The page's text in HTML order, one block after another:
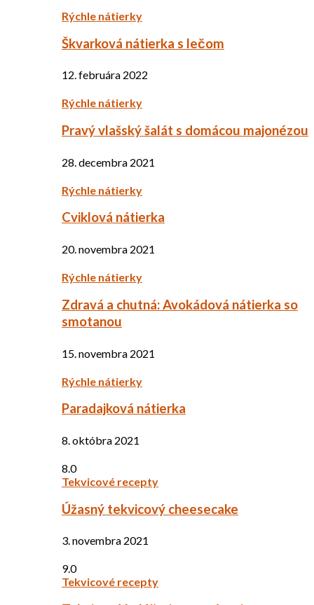
Rýchle nátierky
Škvarková nátierka s lečom
12. februára 2022
Rýchle nátierky
Pravý vlašský šalát s domácou majonézou
28. decembra 2021
Rýchle nátierky
Cviklová nátierka
20. novembra 2021
Rýchle nátierky
Zdravá a chutná: Avokádová nátierka so
smotanou
15. novembra 2021
Rýchle nátierky
Paradajková nátierka
8. októbra 2021
8.0
Tekvicové recepty
Úžasný tekvicový cheesecake
3. novembra 2021
9.0
Tekvicové recepty